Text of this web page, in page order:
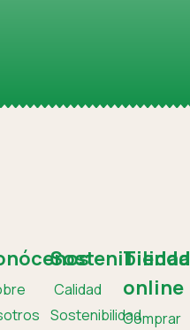
Sostenibilidad
Calidad
Sostenibilidad
Tienda
online
Comprar